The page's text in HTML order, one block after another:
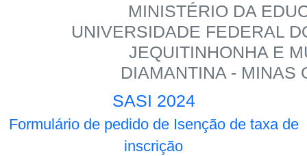
MINISTÉRIO DA
UNIVERSIDADE FEDERAL
JEQUITINHONHA E
DIAMANTINA - MINAS
SASI 2024
Formulário de pedido de Isenção de taxa de
inscrição